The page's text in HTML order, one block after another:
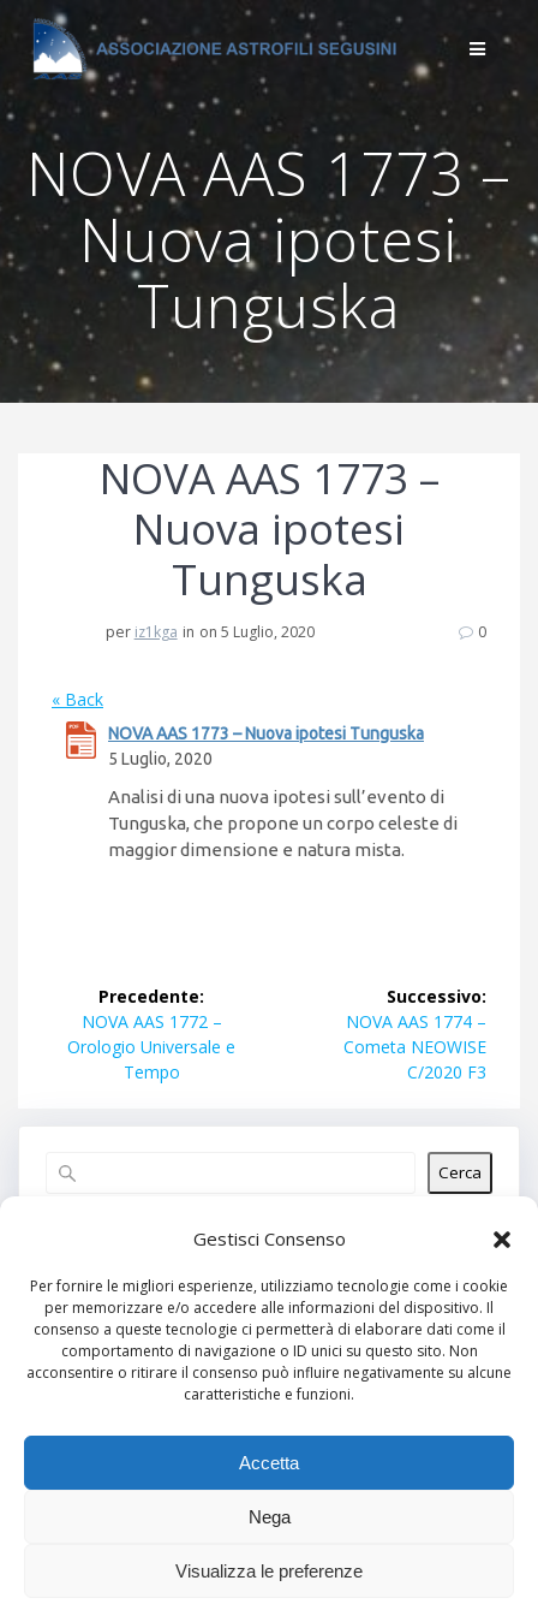
Gestisci Consenso
Per fornire le migliori esperienze, utilizziamo tecnologie come i cookie
per memorizzare e/o accedere alle informazioni del dispositivo. Il
consenso a queste tecnologie ci permetterà di elaborare dati come il
comportamento di navigazione o ID unici su questo sito. Non
acconsentire o ritirare il consenso può influire negativamente su alcune
caratteristiche e funzioni.
Accetta
Nega
Visualizza le preferenze
Salta
al
contenuto
NOVA AAS 1773 –
Nuova ipotesi
Tunguska
NOVA AAS 1773 –
Nuova ipotesi
Tunguska
per iz1kga in on 5 Luglio, 2020 0
« Back
NOVA AAS 1773 – Nuova ipotesi Tunguska
5 Luglio, 2020
Analisi di una nuova ipotesi sull’evento di
Tunguska, che propone un corpo celeste di
maggior dimensione e natura mista.
Navigazione
articoli
Precedente:
Articolo
precedente:
NOVA AAS 1772 –
Orologio Universale e
Tempo
Successivo:
Articolo
successivo:
NOVA AAS 1774 –
Cometa NEOWISE
C/2020 F3
Cerca
Articoli recenti
Commenti recenti
Nessun commento da mostrare.
Nessun archivio da mostrare.
Categorie
Nessuna categoria